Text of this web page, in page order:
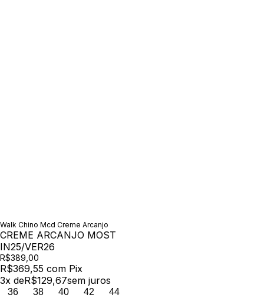
Walk Chino Mcd Creme Arcanjo
CREME ARCANJO MOST
IN25/VER26
R$389,00
R$369,55 com Pix
3x deR$129,67sem juros
36 38 40 42
44